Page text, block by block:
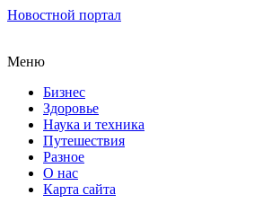
Новостной портал
Меню
Бизнес
Здоровье
Наука и техника
Путешествия
Разное
О нас
Карта сайта